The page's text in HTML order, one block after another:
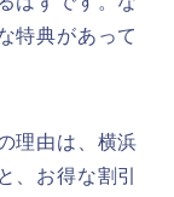
特典があって
理由は、横浜
、お得な割引